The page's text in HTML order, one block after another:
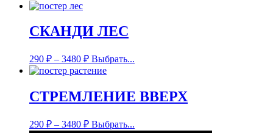
СКАНДИ ЛЕС
290 ₽ – 3480 ₽ Выбрать...
СТРЕМЛЕНИЕ ВВЕРХ
290 ₽ – 3480 ₽ Выбрать...